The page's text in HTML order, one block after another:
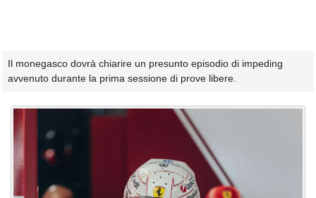
Il monegasco dovrà chiarire un presunto episodio di impeding
avvenuto durante la prima sessione di prove libere.